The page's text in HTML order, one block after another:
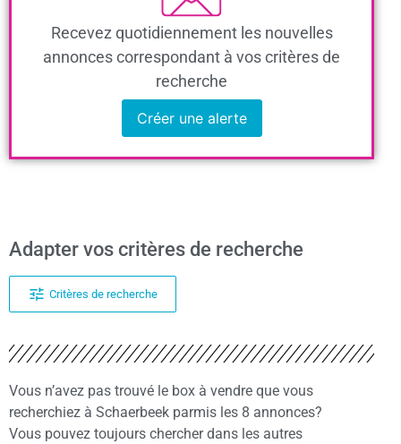
Recevez quotidiennement les nouvelles
annonces correspondant à vos critères de
recherche
Créer une alerte
Adapter vos critères de recherche
Critères de recherche
Vous n’avez pas trouvé le box à vendre que vous
recherchiez à Schaerbeek parmis les 8 annonces?
Vous pouvez toujours chercher dans les autres